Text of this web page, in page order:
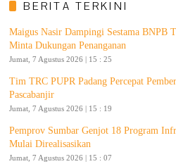
BERITA TERKINI
Maigus Nasir Dampingi Sestama BNPB
Minta Dukungan Penanganan
Jumat, 7 Agustus 2026 | 15 : 25
Tim TRC PUPR Padang Percepat
Pascabanjir
Jumat, 7 Agustus 2026 | 15 : 19
Pemprov Sumbar Genjot 18 Program
Mulai Direalisasikan
Jumat, 7 Agustus 2026 | 15 : 07